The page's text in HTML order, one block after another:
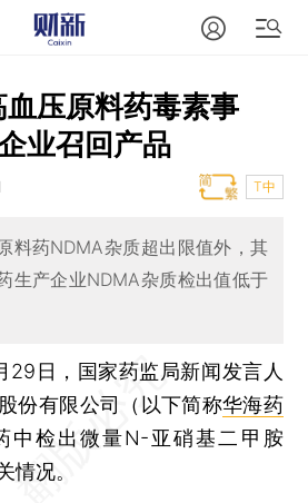
压原料药毒素事
业召回产品
T中
料药NDMA杂质超出限值外，其
生产企业NDMA杂质检出值低于
29日，国家药监局新闻发言人
份有限公司（以下简称华海药
中检出微量N-亚硝基二甲胺
情况。